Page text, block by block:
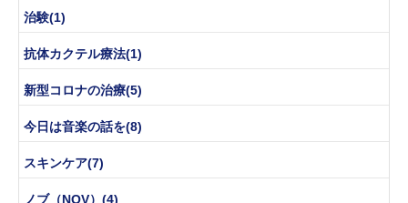
治験(1)
抗体カクテル療法(1)
新型コロナの治療(5)
今日は音楽の話を(8)
スキンケア(7)
ノブ（NOV）(4)